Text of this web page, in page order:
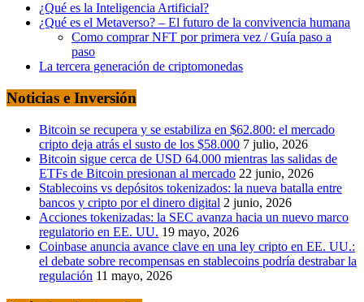
¿Qué es la Inteligencia Artificial?
¿Qué es el Metaverso? – El futuro de la convivencia humana
Como comprar NFT por primera vez / Guía paso a
paso
La tercera generación de criptomonedas
Noticias e Inversión
Bitcoin se recupera y se estabiliza en $62.800: el mercado
cripto deja atrás el susto de los $58.000 7 julio, 2026
Bitcoin sigue cerca de USD 64.000 mientras las salidas de
ETFs de Bitcoin presionan al mercado 22 junio, 2026
Stablecoins vs depósitos tokenizados: la nueva batalla entre
bancos y cripto por el dinero digital 2 junio, 2026
Acciones tokenizadas: la SEC avanza hacia un nuevo marco
regulatorio en EE. UU. 19 mayo, 2026
Coinbase anuncia avance clave en una ley cripto en EE. UU.:
el debate sobre recompensas en stablecoins podría destrabar la
regulación 11 mayo, 2026